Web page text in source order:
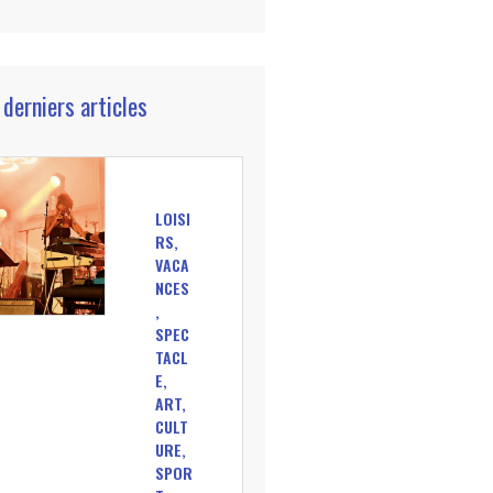
articles
LOISI
RS,
VACA
NCES
,
SPEC
TACL
E,
ART,
CULT
URE,
SPOR